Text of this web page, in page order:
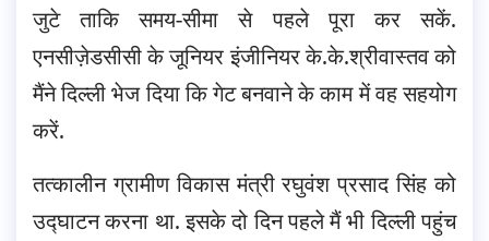
जुटे ताकि समय-सीमा से पहले पूरा कर सकें.
एनसीज़ेडसीसी के जूनियर इंजीनियर के.के.श्रीवास्तव को
मैंने दिल्ली भेज दिया कि गेट बनवाने के काम में वह सहयोग
करें.
तत्कालीन ग्रामीण विकास मंत्री रघुवंश प्रसाद सिंह को
उद्घाटन करना था. इसके दो दिन पहले मैं भी दिल्ली पहुंच